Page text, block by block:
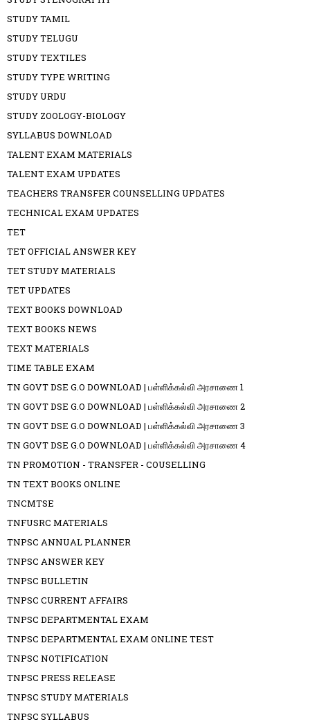
STUDY TAMIL
STUDY TELUGU
STUDY TEXTILES
STUDY TYPE WRITING
STUDY URDU
STUDY ZOOLOGY-BIOLOGY
SYLLABUS DOWNLOAD
TALENT EXAM MATERIALS
TALENT EXAM UPDATES
TEACHERS TRANSFER COUNSELLING UPDATES
TECHNICAL EXAM UPDATES
TET
TET OFFICIAL ANSWER KEY
TET STUDY MATERIALS
TET UPDATES
TEXT BOOKS DOWNLOAD
TEXT BOOKS NEWS
TEXT MATERIALS
TIME TABLE EXAM
TN GOVT DSE G.O DOWNLOAD | பள்ளிக்கல்வி அரசாணை 1
TN GOVT DSE G.O DOWNLOAD | பள்ளிக்கல்வி அரசாணை 2
TN GOVT DSE G.O DOWNLOAD | பள்ளிக்கல்வி அரசாணை 3
TN GOVT DSE G.O DOWNLOAD | பள்ளிக்கல்வி அரசாணை 4
TN PROMOTION - TRANSFER - COUSELLING
TN TEXT BOOKS ONLINE
TNCMTSE
TNFUSRC MATERIALS
TNPSC ANNUAL PLANNER
TNPSC ANSWER KEY
TNPSC BULLETIN
TNPSC CURRENT AFFAIRS
TNPSC DEPARTMENTAL EXAM
TNPSC DEPARTMENTAL EXAM ONLINE TEST
TNPSC NOTIFICATION
TNPSC PRESS RELEASE
TNPSC STUDY MATERIALS
TNPSC SYLLABUS